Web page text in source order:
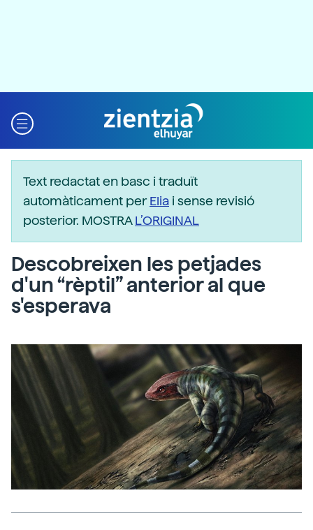
Text redactat en basc i traduït
automàticament perElia i sense revisió
posterior. MOSTRAL’ORIGINAL
Descobreixen les petjades
d'un “rèptil” anterior al que
s'esperava